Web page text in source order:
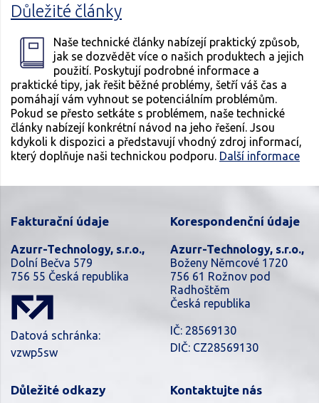
Důležité články
Naše technické články nabízejí praktický způsob,
jak se dozvědět více o našich produktech a jejich
použití. Poskytují podrobné informace a
praktické tipy, jak řešit běžné problémy, šetří váš čas a
pomáhají vám vyhnout se potenciálním problémům.
Pokud se přesto setkáte s problémem, naše technické
články nabízejí konkrétní návod na jeho řešení. Jsou
kdykoli k dispozici a představují vhodný zdroj informací,
který doplňuje naši technickou podporu. Další informace
Fakturační údaje
Azurr-Technology, s.r.o.,
Dolní Bečva 579
756 55 Česká republika
Datová schránka:
vzwp5sw
Korespondenční údaje
Azurr-Technology, s.r.o.,
Boženy Němcové 1720
756 61 Rožnov pod
Radhoštěm
Česká republika
IČ: 28569130
DIČ: CZ28569130
Důležité odkazy Kontaktujte nás